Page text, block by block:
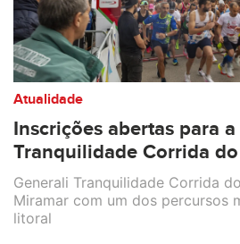
Atualidade
Inscrições abertas para
Tranquilidade Corrida
Generali Tranquilidade Corrida
Miramar com um dos percursos
litoral